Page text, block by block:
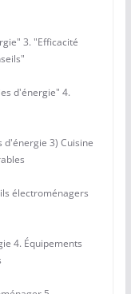
3. "Efficacité
d'énergie" 4.
d'énergie 3) Cuisine
électroménagers
4. Équipements